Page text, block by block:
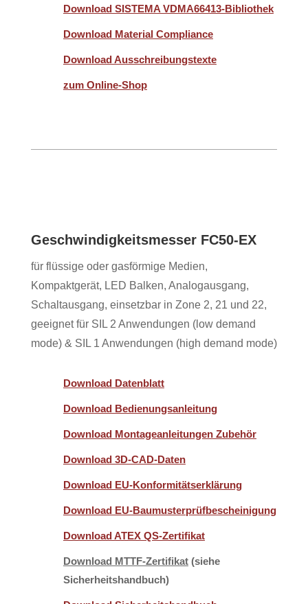
Download SISTEMA VDMA66413-Bibliothek
Download Material Compliance
Download Ausschreibungstexte
zum Online-Shop
Geschwindigkeitsmesser FC50-EX
für flüssige oder gasförmige Medien,
Kompaktgerät, LED Balken, Analogausgang,
Schaltausgang, einsetzbar in Zone 2, 21 und 22,
geeignet für SIL 2 Anwendungen (low demand
mode) & SIL 1 Anwendungen (high demand mode)
Download Datenblatt
Download Bedienungsanleitung
Download Montageanleitungen Zubehör
Download 3D-CAD-Daten
Download EU-Konformitätserklärung
Download EU-Baumusterprüfbescheinigung
Download ATEX QS-Zertifikat
Download MTTF-Zertifikat(siehe
Sicherheitshandbuch)